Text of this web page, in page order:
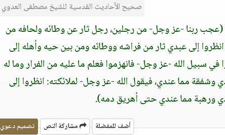
صحيح الأحاديث القدسية للشيخ مصطفى العدوي
(عجب ربنا -عز وجل- من رجلين، رجل ثار عن وطائه ولحافه من
إلى عبدي ثار من فراشه ووطائه ومن بين حيه وأهله إلى
سبيل الله -عز وجل- فانهزموا فعلم ما عليه من الفرار وما له
مما عندي، فيقول الله -عز وجل- لملائكته: انظروا إلى
ورهبة مما عندي حتى أهريق دمه).
أضف للمفضلة مشاركة النص تصميم دعوي